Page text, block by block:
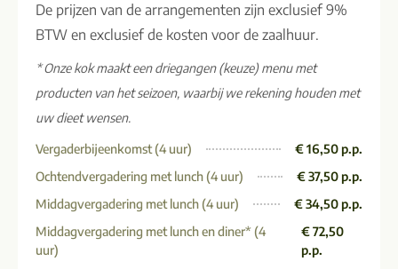
De prijzen van de arrangementen zijn exclusief 9%
BTW en exclusief de kosten voor de zaalhuur.
* Onze kok maakt een driegangen (keuze) menu met
producten van het seizoen, waarbij we rekening houden met
uw dieet wensen.
Vergaderbijeenkomst (4 uur)
€ 16,50 p.p.
Ochtendvergadering met lunch (4 uur)
€ 37,50 p.p.
Middagvergadering met lunch (4 uur)
€ 34,50 p.p.
Middagvergadering met lunch en diner* (4
uur)
€ 72,50
p.p.